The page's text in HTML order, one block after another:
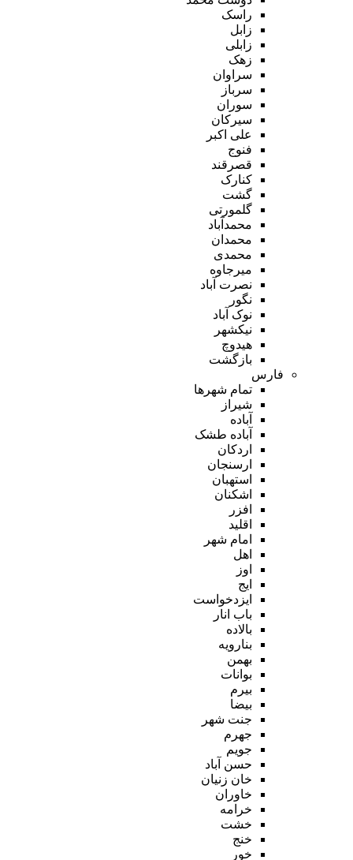
راسک
زابل
زابلی
زهک
سراوان
سرباز
سوران
سیرکان
علی اکبر
فنوج
قصرقند
کنارک
گشت
گلمورتی
محمدآباد
محمدان
محمدی
میرجاوه
نصرت آباد
نگور
نوک آباد
نیکشهر
هیدوچ
بازگشت
فارس
تمام شهر‌ها
شیراز
آباده
آباده طشک
اردکان
ارسنجان
استهبان
اشکنان
افزر
اقلید
امام شهر
اهل
اوز
ایج
ایزدخواست
باب انار
بالاده
بنارویه
بهمن
بوانات
بیرم
بیضا
جنت شهر
جهرم
جویم
حسن آباد
خان زنیان
خاوران
خرامه
خشت
خنج
خور